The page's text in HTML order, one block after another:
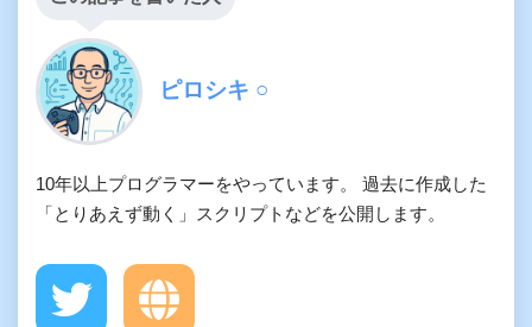
ピロシキ ○
10年以上プログラマーをやっています。 過去に作成した
「とりあえず動く」スクリプトなどを公開します。